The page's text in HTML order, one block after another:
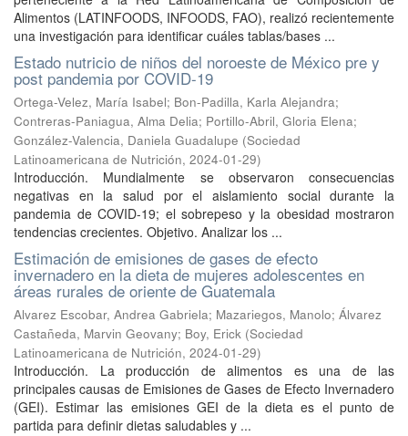
Alimentos (LATINFOODS, INFOODS, FAO), realizó recientemente
una investigación para identificar cuáles tablas/bases ...
Estado nutricio de niños del noroeste de México pre y
post pandemia por COVID-19
Ortega-Velez, María Isabel; Bon-Padilla, Karla Alejandra;
Contreras-Paniagua, Alma Delia; Portillo-Abril, Gloria Elena;
González-Valencia, Daniela Guadalupe (Sociedad
Latinoamericana de Nutrición, 2024-01-29)
Introducción. Mundialmente se observaron consecuencias
negativas en la salud por el aislamiento social durante la
pandemia de COVID-19; el sobrepeso y la obesidad mostraron
tendencias crecientes. Objetivo. Analizar los ...
Estimación de emisiones de gases de efecto
invernadero en la dieta de mujeres adolescentes en
áreas rurales de oriente de Guatemala
Alvarez Escobar, Andrea Gabriela; Mazariegos, Manolo; Álvarez
Castañeda, Marvin Geovany; Boy, Erick (Sociedad
Latinoamericana de Nutrición, 2024-01-29)
Introducción. La producción de alimentos es una de las
principales causas de Emisiones de Gases de Efecto Invernadero
(GEI). Estimar las emisiones GEI de la dieta es el punto de
partida para definir dietas saludables y ...